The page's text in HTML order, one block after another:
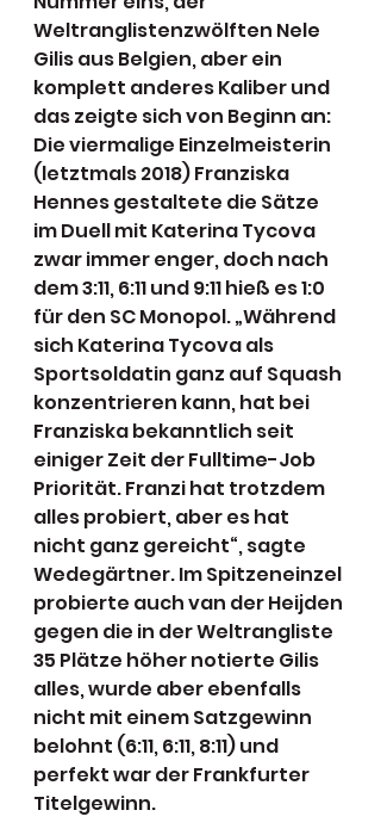
Weltranglistenzwölften Nele
Gilis aus Belgien, aber ein
komplett anderes Kaliber und
das zeigte sich von Beginn an:
Die viermalige Einzelmeisterin
(letztmals 2018) Franziska
Hennes gestaltete die Sätze
im Duell mit Katerina Tycova
zwar immer enger, doch nach
dem 3:11, 6:11 und 9:11 hieß es 1:0
für den SC Monopol. „Während
sich Katerina Tycova als
Sportsoldatin ganz auf Squash
konzentrieren kann, hat bei
Franziska bekanntlich seit
einiger Zeit der Fulltime-Job
Priorität. Franzi hat trotzdem
alles probiert, aber es hat
nicht ganz gereicht“, sagte
Wedegärtner. Im Spitzeneinzel
probierte auch van der Heijden
gegen die in der Weltrangliste
35 Plätze höher notierte Gilis
alles, wurde aber ebenfalls
nicht mit einem Satzgewinn
belohnt (6:11, 6:11, 8:11) und
perfekt war der Frankfurter
Titelgewinn.